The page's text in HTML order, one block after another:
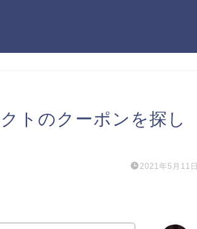
トのクーポンを探し
2021年5月11日